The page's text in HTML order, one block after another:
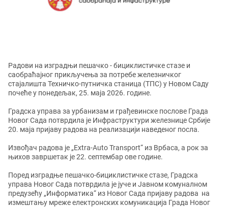
Радови на изградњи пешачко - бициклистичке стазе и
саобраћајног прикључења за потребе железничког
стајалишта Техничко-путничка станица (ТПС) у Новом Саду
почеће у понедељак, 25. маја 2026. године.
Градска управа за урбанизам и грађевинске послове Града
Новог Сада потврдила је Инфраструктури железнице Србије
20. маја пријаву радова на реализацији наведеног посла.
Извођач радова је „Extra-Auto Transport“ из Врбаса, а рок за
њихов завршетак је 22. септембар ове године.
Поред изградње пешачко-бициклистичке стазе, Градска
управа Новог Сада потврдила је јуче и Јавном комуналном
предузећу „Информатика“ из Новог Сада пријаву радова на
измештању мреже електронских комуникација Града Новог